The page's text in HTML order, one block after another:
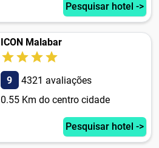
Pesquisar hotel ->
ICON Malabar
9
4321 avaliações
0.55 Km do centro cidade
Pesquisar hotel ->